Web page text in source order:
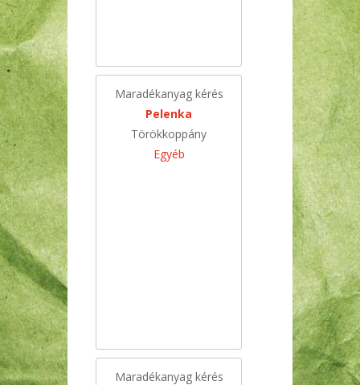
Maradékanyag kérés
Pelenka
Törökkoppány
Egyéb
Maradékanyag kérés